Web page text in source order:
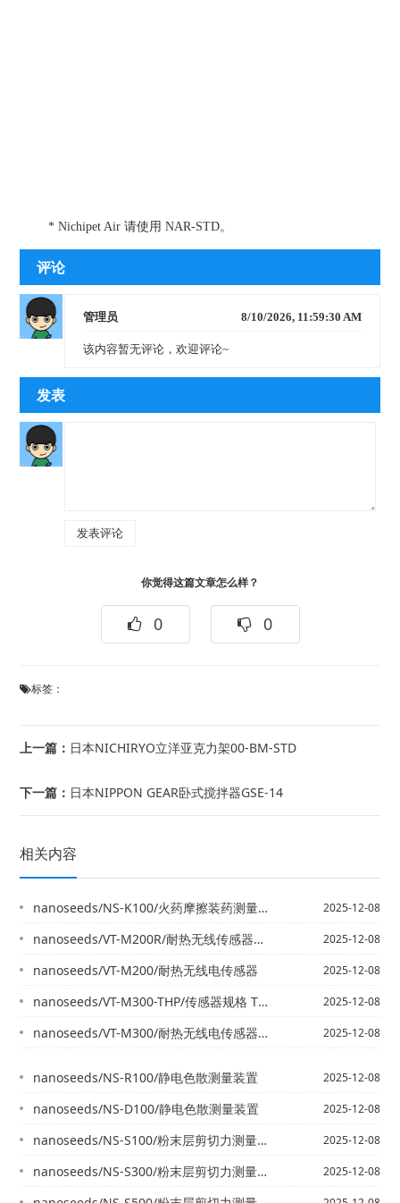
* Nichipet Air 请使用 NAR-STD。
评论
8/10/2026, 11:59:30 AM
管理员
该内容暂无评论，欢迎评论~
发表
你觉得这篇文章怎么样？
0 0
标签：
上一篇： 日本NICHIRYO立洋亚克力架00-BM-STD
下一篇： 日本NIPPON GEAR卧式搅拌器GSE-14
相关内容
nanoseeds/NS-K100/火药摩擦装药测量装置 2025-12-08
nanoseeds/VT-M200R/耐热无线传感器耐热平衡套装 2025-12-08
nanoseeds/VT-M200/耐热无线电传感器 2025-12-08
nanoseeds/VT-M300-THP/传感器规格 THP 类型 2025-12-08
nanoseeds/VT-M300/耐热无线电传感器标签 2025-12-08
nanoseeds/NS-R100/静电色散测量装置 2025-12-08
nanoseeds/NS-D100/静电色散测量装置 2025-12-08
nanoseeds/NS-S100/粉末层剪切力测量系统 NS-S 系列 2025-12-08
nanoseeds/NS-S300/粉末层剪切力测量系统 NS-S 系列 2025-12-08